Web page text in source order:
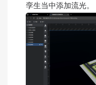
孪生当中添加流光。